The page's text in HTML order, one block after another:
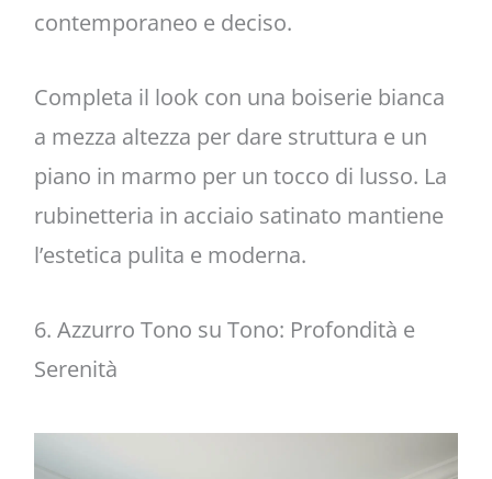
contemporaneo e deciso.
Completa il look con una boiserie bianca
a mezza altezza per dare struttura e un
piano in marmo per un tocco di lusso. La
rubinetteria in acciaio satinato mantiene
l’estetica pulita e moderna.
6. Azzurro Tono su Tono: Profondità e
Serenità